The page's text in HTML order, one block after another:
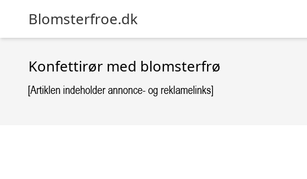
Blomsterfroe.dk
Konfettirør med blomsterfrø